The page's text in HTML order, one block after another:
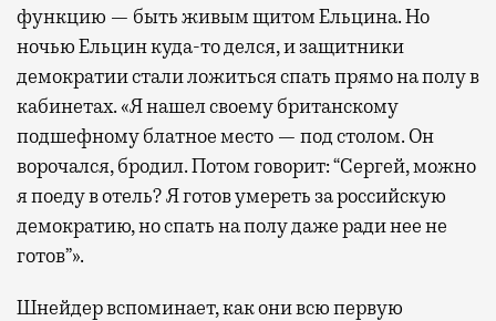
функцию — быть живым щитом Ельцина. Но
ночью Ельцин куда-то делся, и защитники
демократии стали ложиться спать прямо на полу в
кабинетах. «Я нашел своему британскому
подшефному блатное место — под столом. Он
ворочался, бродил. Потом говорит: “Сергей, можно
я поеду в отель? Я готов умереть за российскую
демократию, но спать на полу даже ради нее не
готов”».
Шнейдер вспоминает, как они всю первую